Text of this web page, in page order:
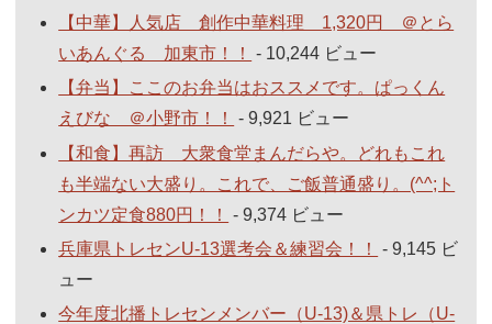
【中華】人気店 創作中華料理 1,320円 ＠とら
いあんぐる 加東市！！
- 10,244 ビュー
【弁当】ここのお弁当はおススメです。ぱっくん
えびな ＠小野市！！
- 9,921 ビュー
【和食】再訪 大衆食堂まんだらや。どれもこれ
も半端ない大盛り。これで、ご飯普通盛り。(^^;ト
ンカツ定食880円！！
- 9,374 ビュー
兵庫県トレセンU-13選考会＆練習会！！
- 9,145 ビ
ュー
今年度北播トレセンメンバー（U-13)＆県トレ（U-